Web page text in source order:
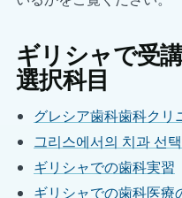
ギリシャで受
選択科目
グレシア歯科歯科クリ
그리스에서의 치과 선
ギリシャでの歯科実習
ギリシャでの歯科医療